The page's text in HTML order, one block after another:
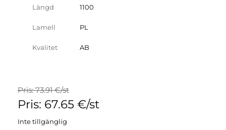
Längd 1100
Lamell PL
Kvalitet AB
Pris: 73.91 €/st
Pris: 67.65 €/st
Inte tillgänglig